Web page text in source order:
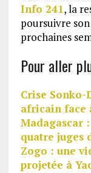
Info 241, la
poursuivre
prochaines
Pour aller
Crise
africain face
Madagascar
quatre juges
Zogo : une
projetée à